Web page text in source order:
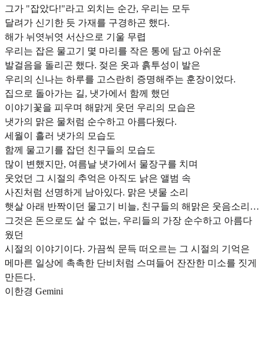
그가 "잡았다!"라고 외치는 순간, 우리는 모두
달려가 신기한 듯 가재를 구경하곤 했다.
해가 뉘엿뉘엿 서산으로 기울 무렵
우리는 잡은 물고기 몇 마리를 작은 통에 담고 아쉬운
발걸음을 돌리곤 했다. 젖은 옷과 흙투성이 발은
우리의 신나는 하루를 고스란히 증명해주는 훈장이었다.
집으로 돌아가는 길, 냇가에서 함께 했던
이야기꽃을 피우며 해맑게 웃던 우리의 모습은
냇가의 맑은 물처럼 순수하고 아름다웠다.
세월이 흘러 냇가의 모습도
함께 물고기를 잡던 친구들의 모습도
많이 변했지만, 여름날 냇가에서 물장구를 치며
웃었던 그 시절의 추억은 아직도 낡은 앨범 속
사진처럼 선명하게 남아있다. 맑은 냇물 소리
햇살 아래 반짝이던 물고기 비늘, 친구들의 해맑은 웃음소리…
그것은 돈으로도 살 수 없는, 우리들의 가장 순수하고 아름다
웠던
시절의 이야기이다. 가끔씩 문득 떠오르는 그 시절의 기억은
메마른 일상에 촉촉한 단비처럼 스며들어 잔잔한 미소를 짓게
만든다.
이한경 Gemini